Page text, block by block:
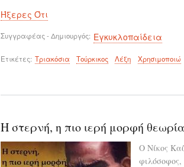
Ήξερες Ότι
Συγγραφέας - Δημιουργός Εγκυκλοπαίδεια
Ετικέτες Τριακόσια Τούρκικος Λέξη Χρησιμοποιώ
Η στερνή, η πιο ιερή μορφή
Ο Νίκος
φιλόσοφος,